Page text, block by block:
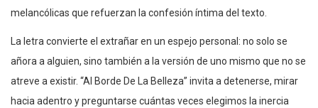
melancólicas que refuerzan la confesión íntima del texto.
La letra convierte el extrañar en un espejo personal: no solo se
añora a alguien, sino también a la versión de uno mismo que no se
atreve a existir. “Al Borde De La Belleza” invita a detenerse, mirar
hacia adentro y preguntarse cuántas veces elegimos la inercia